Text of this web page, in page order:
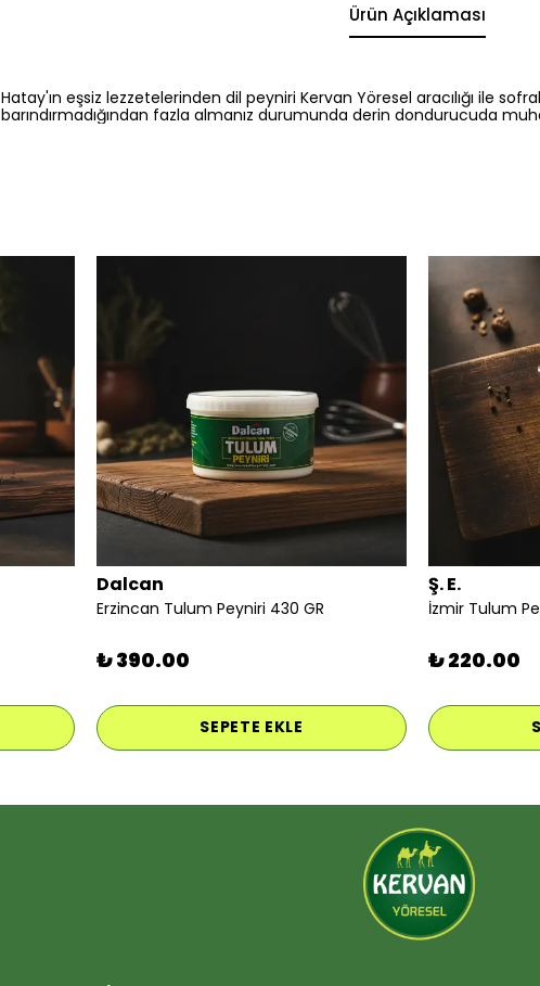
Ürün Açıklaması
Hatay'ın eşsiz lezzetelerinden dil peyniri Kervan Yöresel aracılığı ile
barındırmadığından fazla almanız durumunda derin dondurucuda
Dalcan
Erzincan Tulum Peyniri 430 GR
₺ 390.00
SEPETE EKLE
Ş. E.
₺ 220.00